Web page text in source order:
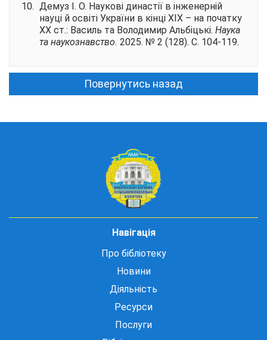
Демуз І. О. Наукові династії в інженерній
науці й освіті України в кінці ХІХ – на початку
ХХ ст.: Василь та Володимир Альбіцькі. Наука
та наукознавство. 2025. № 2 (128). С. 104-119.
Повернутись назад
Навігація
Про бібліотеку
Новини
Діяльність
Ресурси
Послуги